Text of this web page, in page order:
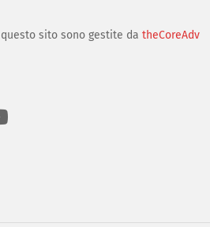
sito sono gestite da theCoreAdv